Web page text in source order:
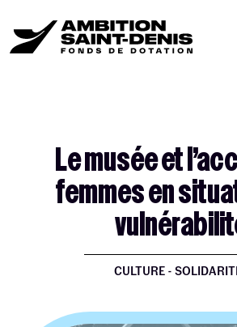
Le musée et
femmes en
CULTURE -